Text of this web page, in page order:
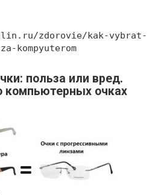
zdorovie/kak-vybrat-
kompyuterom
польза или вред.
компьютерных очках